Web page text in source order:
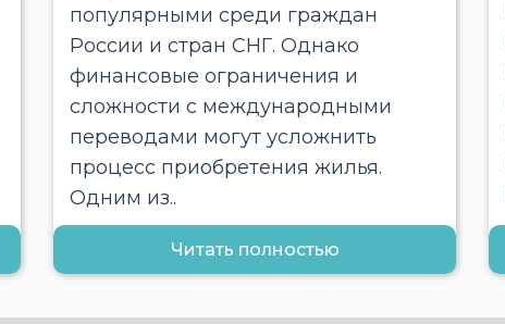
популярными среди граждан
России и стран СНГ. Однако
финансовые ограничения и
сложности с международными
переводами могут усложнить
процесс приобретения жилья.
Одним из..
Читать полностью